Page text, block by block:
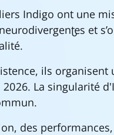
Indigo ont une
et
ils
2026. La singularité
des